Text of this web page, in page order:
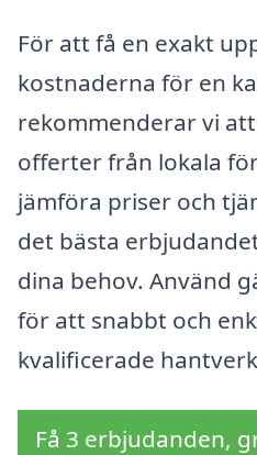
För att få en exakt
kostnaderna för en
rekommenderar vi
offerter från lokala
jämföra priser och
det bästa
dina behov. Använd
för att snabbt och
kvalificerade
Få 3 erbjudanden,